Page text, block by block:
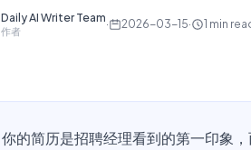
Daily AI Writer Team
作者
· 2026-03-15· 1 min
你的简历是招聘经理看到的第一印象